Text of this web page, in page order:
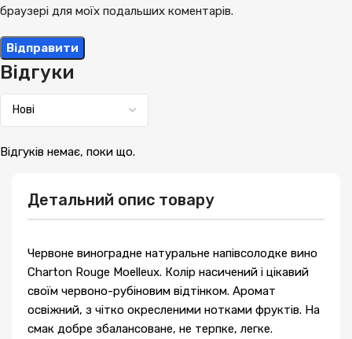
Детальний опис товару
Червоне виноградне натуральне напівсолодке вино
Charton Rouge Moelleux. Колір насичений і цікавий
своїм червоно-рубіновим відтінком. Аромат
освіжний, з чітко окресленими нотками фруктів. На
смак добре збалансоване, не терпке, легке.
Відгуки
Відгуків немає, поки що.
браузері для моїх подальших коментарів.